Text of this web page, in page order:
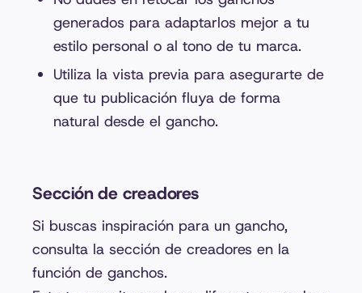
generados para adaptarlos mejor a tu
estilo personal o al tono de tu marca.
Utiliza la vista previa para asegurarte de
que tu publicación fluya de forma
natural desde el gancho.
Sección de creadores
Si buscas inspiración para un gancho,
consulta la sección de creadores en la
función de ganchos.